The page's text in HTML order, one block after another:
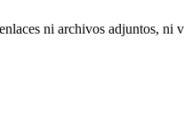
ni archivos adjuntos, ni